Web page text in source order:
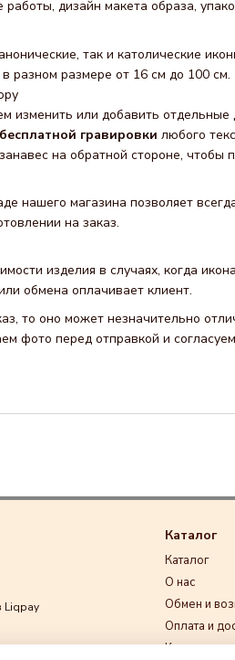
дизайн макета образа,
так и католические
разном размере от 16 см до 100 см.
изменить или добавить отдельные
бесплатной гравировки любого
на обратной стороне, чтобы
нашего магазина позволяет
на заказ.
изделия в случаях, когда
обмена оплачивает клиент.
то оно может незначительно
фото перед отправкой и
Каталог
Каталог
О нас
Обмен и
Оплата и
Контакты